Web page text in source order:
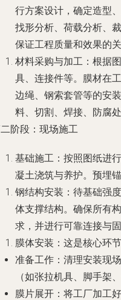
行方案设计，确定造型
找形分析、荷载分析、
保证工程质量和效果的关
材料采购与加工：根据
具、连接件等。膜材在
边绳、钢索套管等的安
料、切割、焊接、防腐
阶段：现场施工
基础施工：按照图纸进
凝土浇筑与养护。预埋
钢结构安装：待基础强
体支撑结构。确保所有
求，并进行可靠连接与固
膜体安装：这是核心环节
准备工作：清理安装现
（如张拉机具、脚手架
膜片展开：将工厂加工